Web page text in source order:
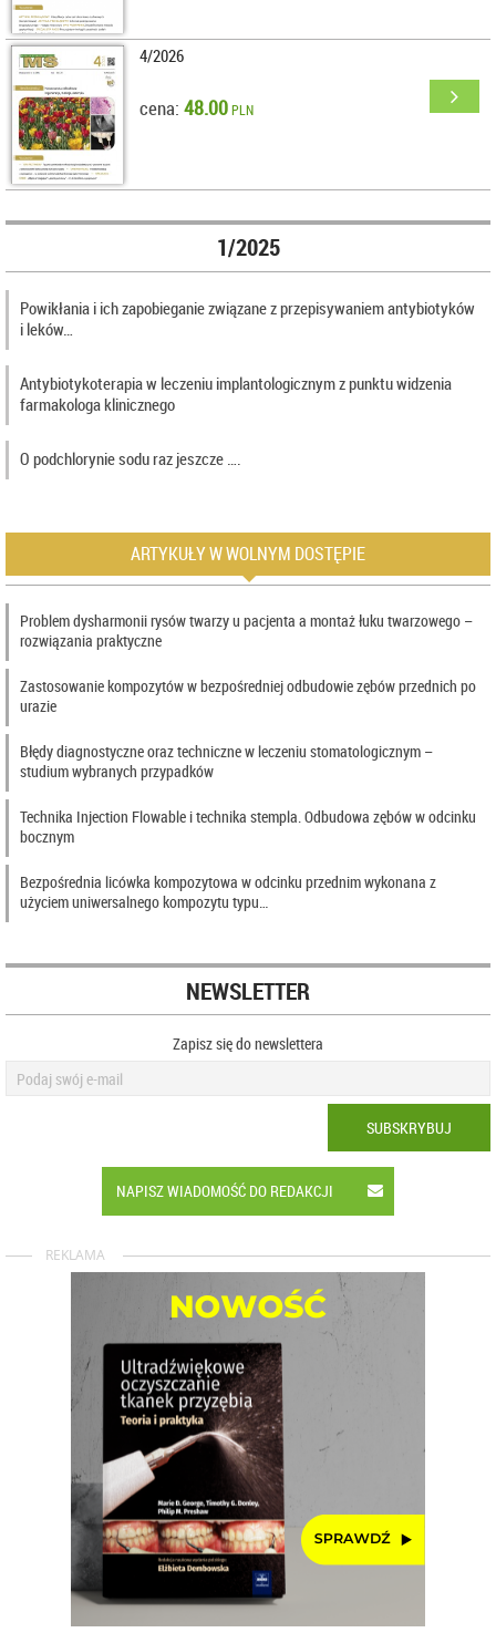
4/2026
cena: 48.00PLN
1/2025
Powikłania i ich zapobieganie związane z przepisywaniem antybiotyków
i leków…
Antybiotykoterapia w leczeniu implantologicznym z punktu widzenia
farmakologa klinicznego
O podchlorynie sodu raz jeszcze ….
ARTYKUŁY W WOLNYM DOSTĘPIE
Problem dysharmonii rysów twarzy u pacjenta a montaż łuku twarzowego –
rozwiązania praktyczne
Zastosowanie kompozytów w bezpośredniej odbudowie zębów przednich po
urazie
Błędy diagnostyczne oraz techniczne w leczeniu stomatologicznym –
studium wybranych przypadków
Technika Injection Flowable i technika stempla. Odbudowa zębów w odcinku
bocznym
Bezpośrednia licówka kompozytowa w odcinku przednim wykonana z
użyciem uniwersalnego kompozytu typu…
NEWSLETTER
Zapisz się do newslettera
SUBSKRYBUJ
NAPISZ WIADOMOŚĆ DO REDAKCJI
REKLAMA